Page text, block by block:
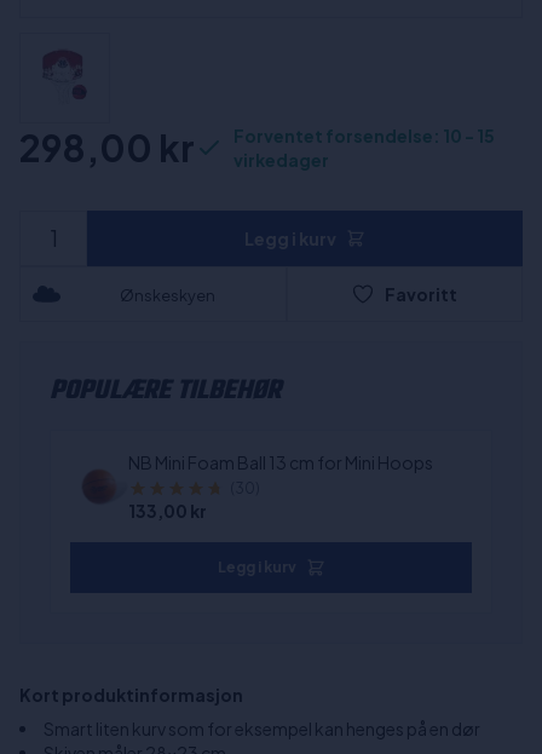
298,00 kr
Forventet forsendelse: 10 - 15
virkedager
Ønskeskyen Favoritt
POPULÆRE TILBEHØR
NB Mini Foam Ball 13 cm for Mini Hoops
133,00 kr
Kort produktinformasjon
Smart liten kurv som for eksempel kan henges på en dør